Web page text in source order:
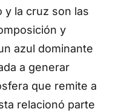
y la cruz son las
y
azul dominante
a generar
que remite a
relacionó parte